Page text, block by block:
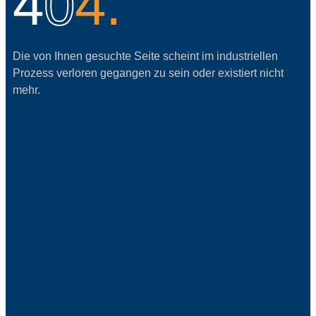
Die von Ihnen gesuchte Seite scheint im industriellen
Prozess verloren gegangen zu sein oder existiert nicht
mehr.